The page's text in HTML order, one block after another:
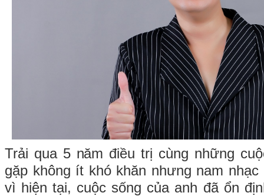
Trải qua 5 năm điều trị cùng những
gặp không ít khó khăn nhưng nam
vì hiện tại, cuộc sống của anh đã ổn